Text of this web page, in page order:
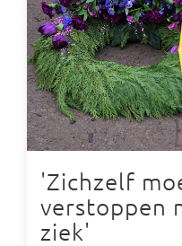
'Zichzelf
verstoppen
ziek'